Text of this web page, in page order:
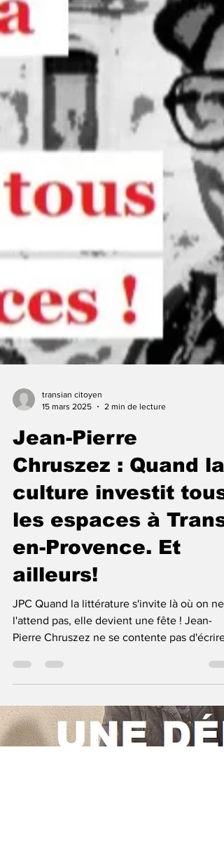
transian citoyen
15 mars 2025
2 min de lecture
Jean-Pierre
Chruszez : Quand la
culture investit tous
les espaces à Trans-
en-Provence. Et
ailleurs!
Pierre Chruszez ne se contente pas d'écrire,
il...